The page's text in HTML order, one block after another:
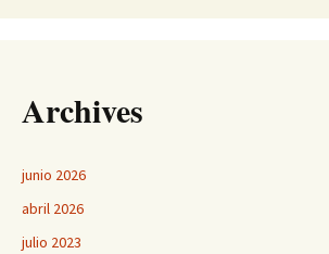
Archives
junio 2026
abril 2026
julio 2023